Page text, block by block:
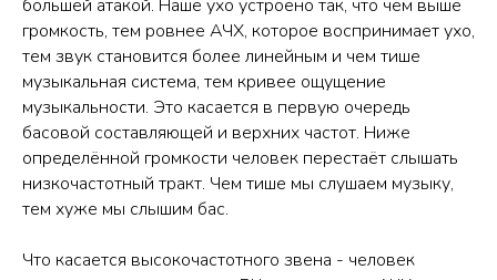
большей атакой. Наше ухо устроено так, что чем выше
громкость, тем ровнее АЧХ, которое воспринимает ухо,
тем звук становится более линейным и чем тише
музыкальная система, тем кривее ощущение
музыкальности. Это касается в первую очередь
басовой составляющей и верхних частот. Ниже
определённой громкости человек перестаёт слышать
низкочастотный тракт. Чем тише мы слушаем музыку,
тем хуже мы слышим бас.
Что касается высокочастотного звена - человек